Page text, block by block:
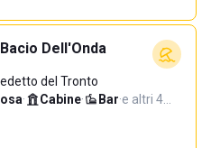
Dell'Onda
del Tronto
· Cabine· Bar·e altri 4…